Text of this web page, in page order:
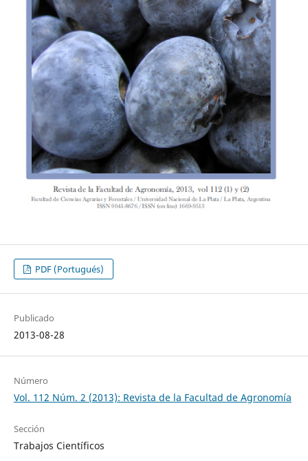
PDF (Portugués)
Publicado
2013-08-28
Número
Vol. 112 Núm. 2 (2013): Revista de la Facultad de Agronomía
Sección
Trabajos Científicos